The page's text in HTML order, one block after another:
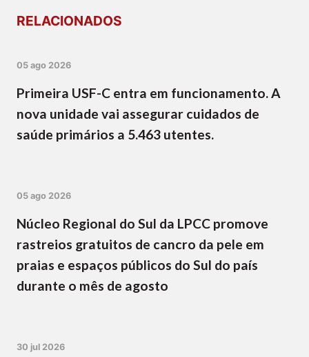
RELACIONADOS
05 ago 2026
Primeira USF-C entra em funcionamento. A
nova unidade vai assegurar cuidados de
saúde primários a 5.463 utentes.
05 ago 2026
Núcleo Regional do Sul da LPCC promove
rastreios gratuitos de cancro da pele em
praias e espaços públicos do Sul do país
durante o mês de agosto
30 jul 2026